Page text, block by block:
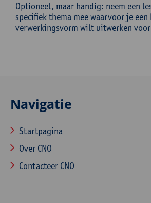
Optioneel, maar handig: neem een
specifiek thema mee waarvoor je
verwerkingsvorm wilt uitwerken
Navigatie
Startpagina
Over CNO
Contacteer CNO